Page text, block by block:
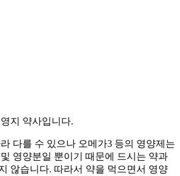
지 약사입니다.
다를 수 있으나 오메가3 등의 영양제는
영양분일 뿐이기 때문에 드시는 약과
않습니다. 따라서 약을 먹으면서 영양